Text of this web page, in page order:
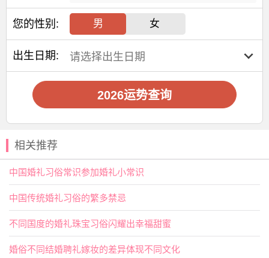
菜。它们有助于控制食欲，提供维生素和矿物质。以下是全
球减脂最好的十种食物中的第四种：
4. 菠菜：菠菜是一种营养丰富的蔬菜，富含维生素、矿物质
和纤维。它的低热量和高营养价值使其成为减脂饮食的理想
选择。
第五节：
第五种：
5. 蓝莓：蓝莓是一种富含抗氧化剂的水果，对于维持健康的
代谢和减脂都有益。它们还有助于控制血糖水平，减少饥饿
感。
第六节：坚果和种子
为零食或添加到饮食中，有助于提高饱腹感和代谢。以下是
您的性别: 男 女
出生日期:
2026运势查询
相关推荐
中国婚礼习俗常识参加婚礼小常识
中国传统婚礼习俗的繁多禁忌
不同国度的婚礼珠宝习俗闪耀出幸福甜蜜
婚俗不同结婚聘礼嫁妆的差异体现不同文化